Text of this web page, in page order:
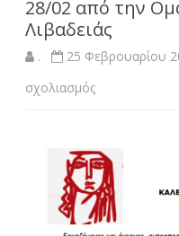
28/02 από την
Λιβαδειάς
. 25 Φεβρουαρίου
σχολιασμόςστο
συμμετοχής
στην
απεργία